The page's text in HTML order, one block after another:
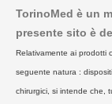
TorinoMed è un
presente sito è
Relativamente ai prodotti
seguente natura :
chirurgici, si intende che,